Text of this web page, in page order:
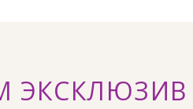
ЭКСКЛЮЗИВ